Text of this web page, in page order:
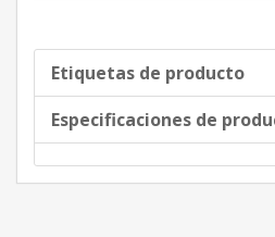
Etiquetas de producto
Especificaciones de